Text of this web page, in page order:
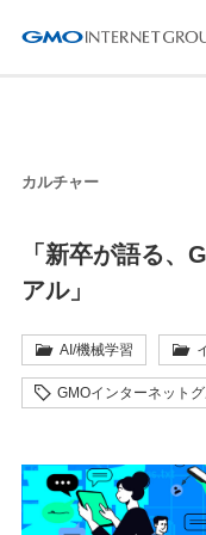
カルチャー
「新卒が語る、
アル」
AI/機械学習
GMOインターネット